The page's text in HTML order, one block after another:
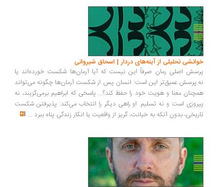
خوانشی تحلیلی از آینه‌های دردار | اسحاق شیروانی
پرسش اصلی رمان صرفاً این نیست که آیا آرمان‌ها شکست خورده‌اند یا
نه.پرسش عمیق‌تر این است: انسان پس از شکست آرمان‌ها چگونه می‌تواند
همچنان معنا و هویت خود را حفظ کند؟... پاسخی که ابراهیم برمی‌گزیند، نه
پیروزی است و نه تسلیم. او راهی دیگر را انتخاب می‌کند: پذیرفتن شکست
تاریخی، بدون آنکه به خیانت، گریز از واقعیت یا انکار زندگی پناه ببرد ...